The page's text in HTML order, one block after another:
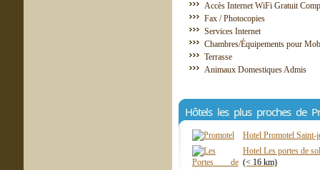
Accès Internet WiFi Gratuit
Fax / Photocopies
Services Internet
Chambres/Équipements pour
Terrasse
Animaux Domestiques Admis
Hôtels les plus proches de
Hotel Promotel Saint-
Hotel Les portes de
(< 16 km)